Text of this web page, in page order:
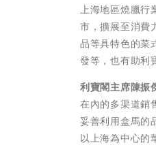
上海地區燒臘行
市，擴展至消費
品等具特色的菜
發等，也有助利
利寶閣主席陳振
在內的多渠道銷
妥善利用盒馬的
以上海為中心的